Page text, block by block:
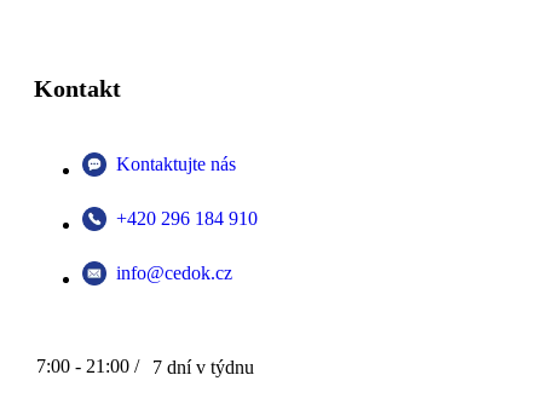
Kontakt
Kontaktujte nás
+420 296 184 910
info@cedok.cz
7:00 - 21:00 / 7 dní v týdnu